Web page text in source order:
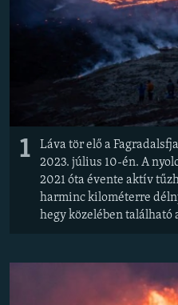
EURÓPAI UNIÓ
KLÍMAVÁLTOZÁS
A MÚLT TANULSÁGAI
KÖVESSEN MINKET!
Valamennyi RFE/RL
1
Láva tör elő a
2023. július 10-én. A
2021 óta évente aktív
harminc kilométerre
hegy közelében található